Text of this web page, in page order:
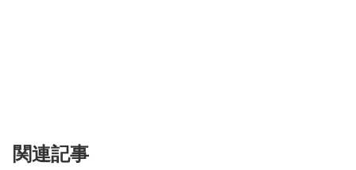
関連記事